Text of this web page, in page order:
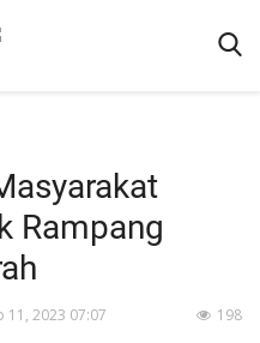
Rampang
11, 2023 07:07 198